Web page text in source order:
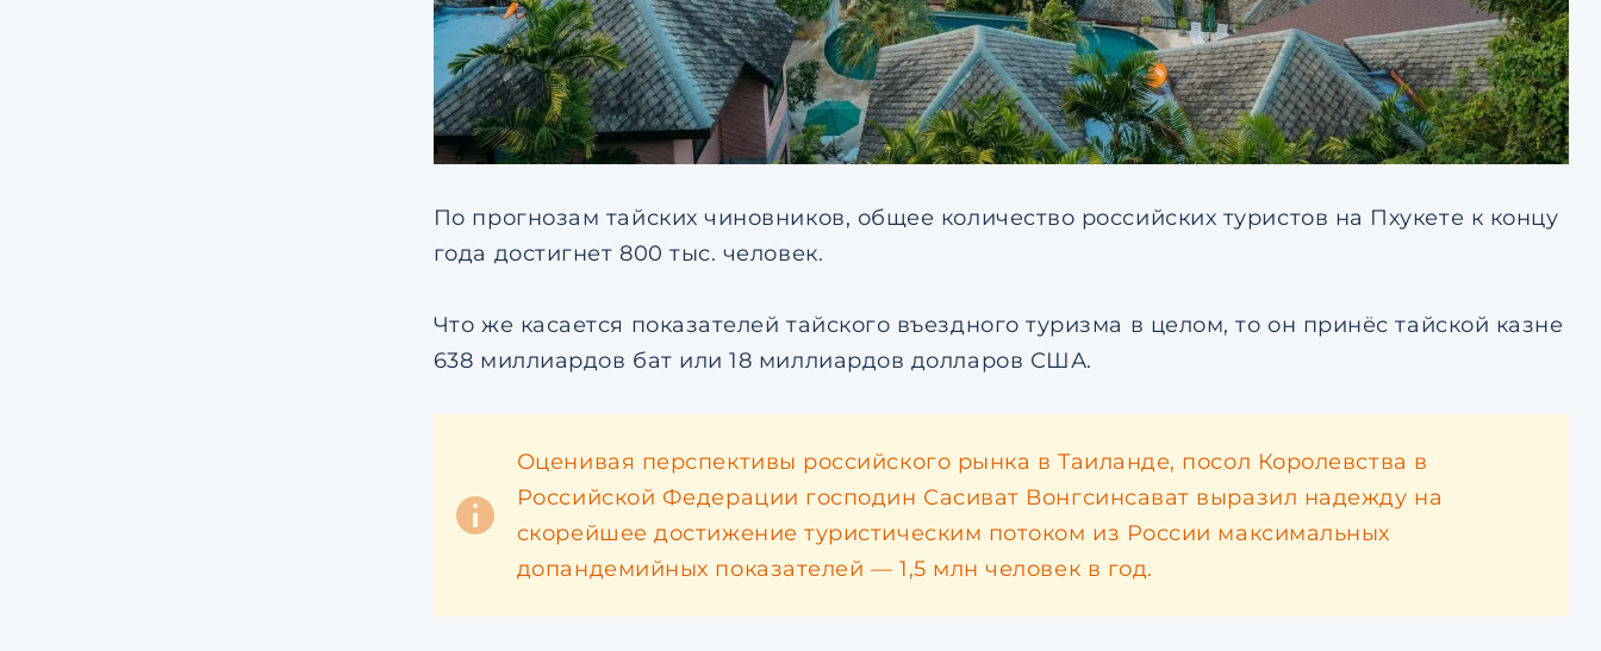
По прогнозам тайских чиновников, общее количество российских туристов на Пхукете к концу
года достигнет 800 тыс. человек.
Что же касается показателей тайского въездного туризма в целом, то он принёс тайской казне
638 миллиардов бат или 18 миллиардов долларов США.
Оценивая перспективы российского рынка в Таиланде, посол Королевства в
Российской Федерации господин Сасиват Вонгсинсават выразил надежду на
скорейшее достижение туристическим потоком из России максимальных
допандемийных показателей — 1,5 млн человек в год.